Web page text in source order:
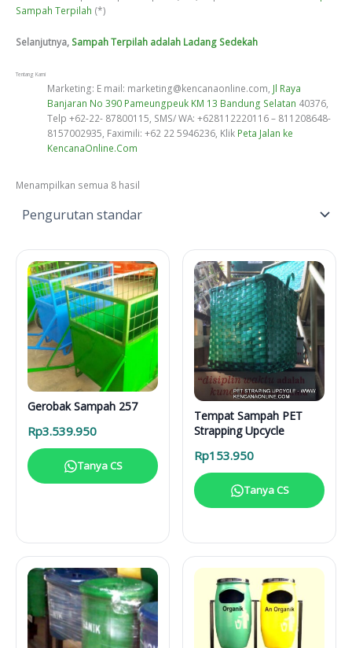
Sampah Terpilah (*)
Selanjutnya, Sampah Terpilah adalah Ladang Sedekah
Tentang Kami
Marketing: E mail: marketing@kencanaonline.com, Jl Raya
Banjaran No 390 Pameungpeuk KM 13 Bandung Selatan 40376,
Telp +62-22- 87800115, SMS/ WA: +628112220116 – 811208648-
8157002935, Faximili: +62 22 5946236, Klik Peta Jalan ke
KencanaOnline.Com
Menampilkan semua 8 hasil
Gerobak Sampah 257
Rp3.539.950
Tanya CS
Tempat Sampah PET
Strapping Upcycle
Rp153.950
Tanya CS